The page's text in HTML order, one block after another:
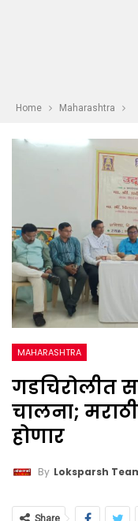
Home Maharashtra
MAHARASHTRA
गडचिरोलीत
चालना;
होणार
By Loksparsh